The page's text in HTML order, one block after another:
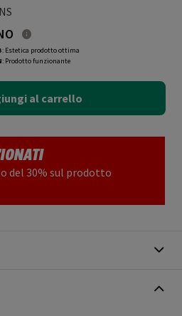
: Estetica prodotto ottima
: Prodotto funzionante
al carrello
del 30% sul prodotto